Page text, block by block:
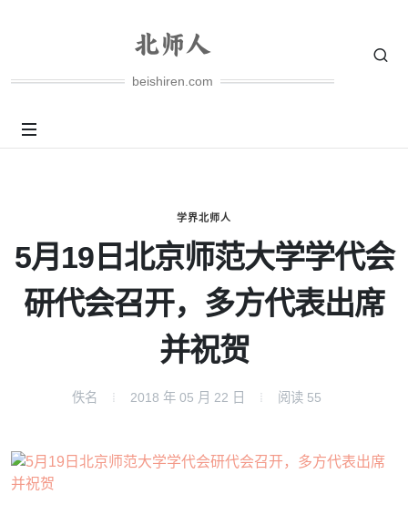
beishiren.com
学界北师人
5月19日北京师范大学学代会
研代会召开，多方代表出席
并祝贺
佚名 2018 年 05 月 22 日 阅读 55